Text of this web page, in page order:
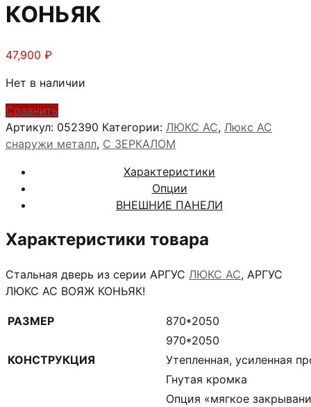
КОНЬЯК
47,900 ₽
Нет в наличии
Сравнить
Артикул: 052390 Категории: ЛЮКС АС, Люкс АС
снаружи металл, С ЗЕРКАЛОМ
Характеристики
Опции
ВНЕШНИЕ ПАНЕЛИ
Характеристики товара
Стальная дверь из серии АРГУС ЛЮКС АС, АРГУС
ЛЮКС АС ВОЯЖ КОНЬЯК!
РАЗМЕР
870*2050
970*2050
КОНСТРУКЦИЯ
Утепленная, усиленная
Гнутая кромка
Опция «мягкое